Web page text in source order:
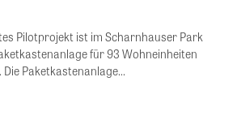
Pilotprojekt ist im Scharnhauser Park
für 93 Wohneinheiten
Paketkastenanlage...